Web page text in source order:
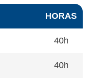
HORAS
40h
40h